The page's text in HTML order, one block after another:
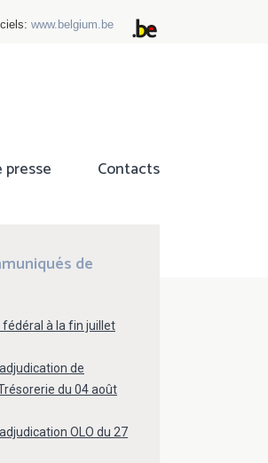
www.belgium.be
Contacts
de
fédéral à la fin juillet
de
du 04 août
OLO du 27